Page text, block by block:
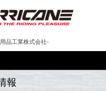
品工業株式会社-